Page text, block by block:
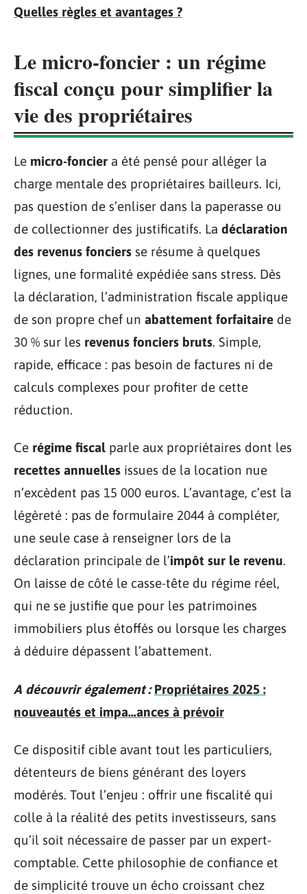
Quelles règles et avantages ?
Le micro-foncier : un régime
fiscal conçu pour simplifier la
vie des propriétaires
Le micro-foncier a été pensé pour alléger la
charge mentale des propriétaires bailleurs. Ici,
pas question de s’enliser dans la paperasse ou
de collectionner des justificatifs. La déclaration
des revenus fonciers se résume à quelques
lignes, une formalité expédiée sans stress. Dès
la déclaration, l’administration fiscale applique
de son propre chef un abattement forfaitaire de
30 % sur les revenus fonciers bruts. Simple,
rapide, efficace : pas besoin de factures ni de
calculs complexes pour profiter de cette
réduction.
Ce régime fiscal parle aux propriétaires dont les
recettes annuelles issues de la location nue
n’excèdent pas 15 000 euros. L’avantage, c’est la
légèreté : pas de formulaire 2044 à compléter,
une seule case à renseigner lors de la
déclaration principale de l’impôt sur le revenu.
On laisse de côté le casse-tête du régime réel,
qui ne se justifie que pour les patrimoines
immobiliers plus étoffés ou lorsque les charges
à déduire dépassent l’abattement.
A découvrir également : Propriétaires 2025 :
nouveautés et impa...ances à prévoir
Ce dispositif cible avant tout les particuliers,
détenteurs de biens générant des loyers
modérés. Tout l’enjeu : offrir une fiscalité qui
colle à la réalité des petits investisseurs, sans
qu’il soit nécessaire de passer par un expert-
comptable. Cette philosophie de confiance et
de simplicité trouve un écho croissant chez